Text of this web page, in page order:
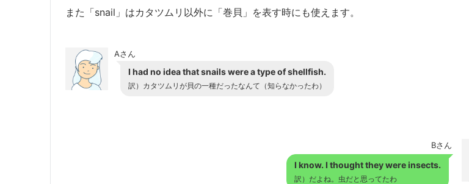
また「snail」はカタツムリ以外に「巻貝」を表す時にも使えます。
Aさん
I had no idea that snails were a type of shellfish.
訳）カタツムリが貝の一種だったなんて（知らなかったわ）
Bさん
I know. I thought they were insects.
訳）だよね。虫だと思ってたわ